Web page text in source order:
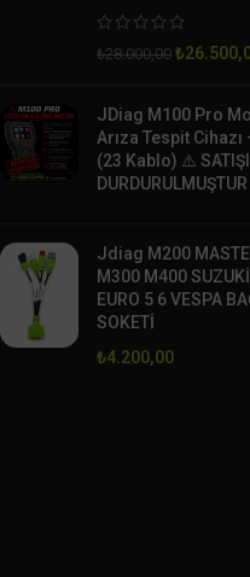
₺28.000,00 ₺
JDiag M100 Pro
Arıza Tespit Cihazı
(23 Kablo) ⚠️ SATIŞI
DURDURULMUŞTUR
Jdiag M200
M300 M400
EURO 5 6 VESPA
SOKETİ
₺4.200,00